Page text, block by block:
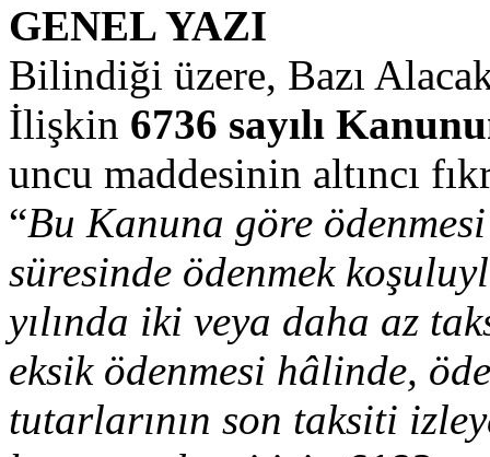
GENEL YAZI
Bilindiği üzere, Bazı
İlişkin 6736 sayılı
uncu maddesinin altıncı
“Bu Kanuna göre
süresinde ödenmek
yılında iki veya daha az
eksik ödenmesi hâlinde,
tutarlarının son taksiti